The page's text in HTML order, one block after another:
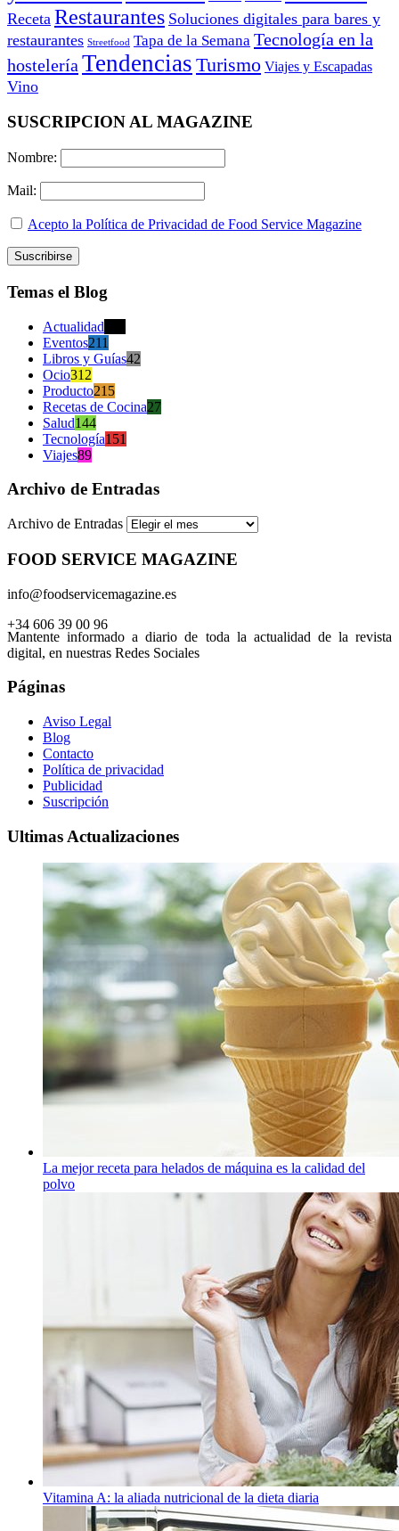
Receta Restaurantes Soluciones digitales para bares y
restaurantes Streetfood Tapa de la Semana Tecnología en la
hostelería Tendencias Turismo Viajes y Escapadas
Vino
SUSCRIPCION AL MAGAZINE
Nombre:
Mail:
Acepto la Política de Privacidad de Food Service Magazine
Temas el Blog
Actualidad
Eventos211
Libros y Guías42
Ocio312
Producto215
Recetas de Cocina27
Salud144
Tecnología151
Viajes89
Archivo de Entradas
Archivo de Entradas
FOOD SERVICE MAGAZINE
info@foodservicemagazine.es
+34 606 39 00 96
Mantente informado a diario de toda la actualidad de la revista
digital, en nuestras Redes Sociales
Páginas
Aviso Legal
Blog
Contacto
Política de privacidad
Publicidad
Suscripción
Ultimas Actualizaciones
La mejor receta para helados de máquina es la calidad del
polvo
Vitamina A: la aliada nutricional de la dieta diaria